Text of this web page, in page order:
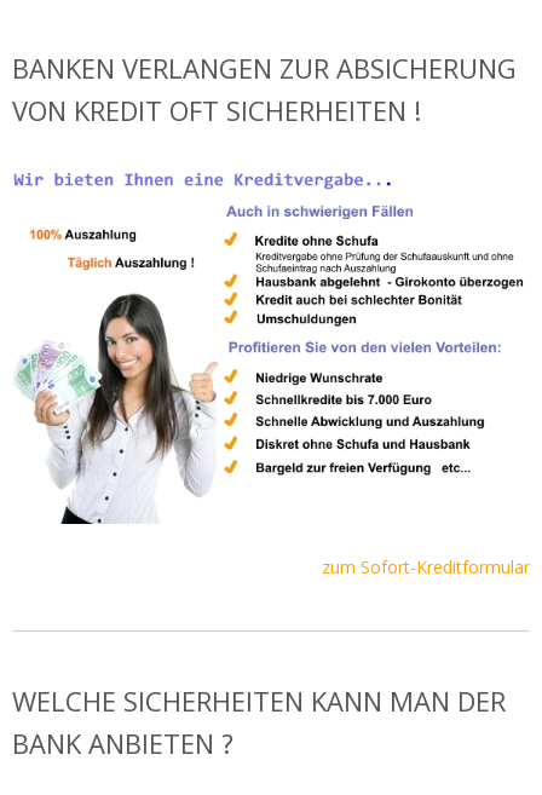
BANKEN VERLANGEN ZUR ABSICHERUNG
VON KREDIT OFT SICHERHEITEN !
zum Sofort-Kreditformular
WELCHE SICHERHEITEN KANN MAN DER
BANK ANBIETEN ?